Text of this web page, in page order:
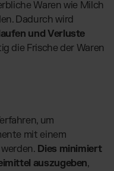
Waren wie Milch
Dadurch wird
und Verluste
die Frische der Waren
um
mit einem
Dies minimiert
auszugeben,